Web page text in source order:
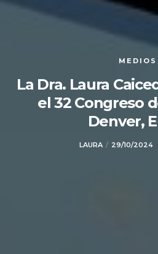
MEDIOS
La Dra. Laura
el 32 Congreso
Denver,
LAURA 29/10/2024